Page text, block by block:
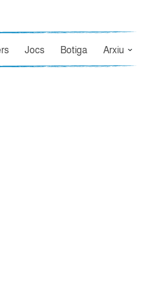
Jocs Botiga Arxiu